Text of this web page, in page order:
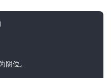
阴位。